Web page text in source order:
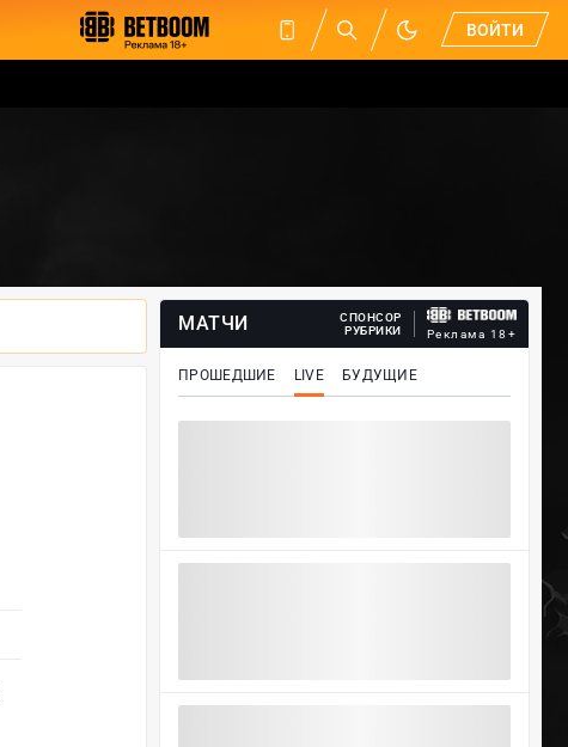
ВОЙТИ
МАТЧИ
СПОНСОР
РУБРИКИ
Реклама 18+
ПРОШЕДШИЕ LIVE БУДУЩИЕ